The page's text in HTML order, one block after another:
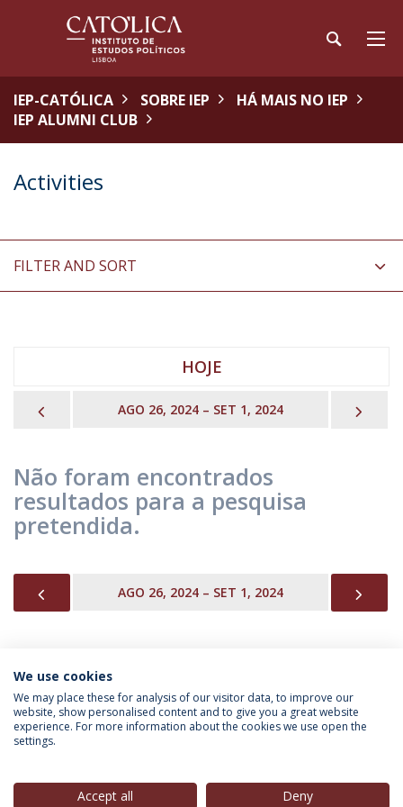
IEP-CATÓLICA SOBRE IEP
HÁ MAIS NO IEP
IEP ALUMNI CLUB
Activities
FILTER AND SORT
HOJE
PREVIOUSAGO 26, 2024 – SET 1, 2024
Não foram encontrados
resultados para a pesquisa
pretendida.
PREVIOUSAGO 26, 2024 – SET 1, 2024
INFORMAÇÃO PARA
We use cookies
We may place these for analysis of our visitor data, to improve our
website, show personalised content and to give you a great website
experience. For more information about the cookies we use open the
settings.
Accept all Deny